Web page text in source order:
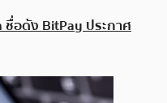
อดัง BitPay ประกาศ